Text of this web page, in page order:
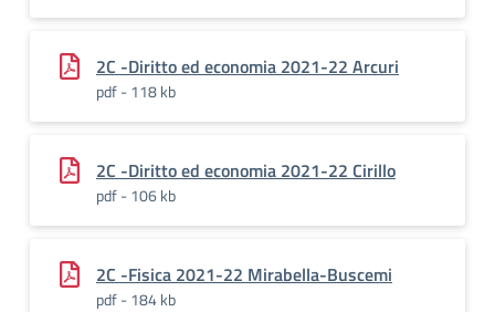
2C -Diritto ed economia 2021-22 Arcuri
pdf - 118 kb
2C -Diritto ed economia 2021-22 Cirillo
pdf - 106 kb
2C -Fisica 2021-22 Mirabella-Buscemi
pdf - 184 kb